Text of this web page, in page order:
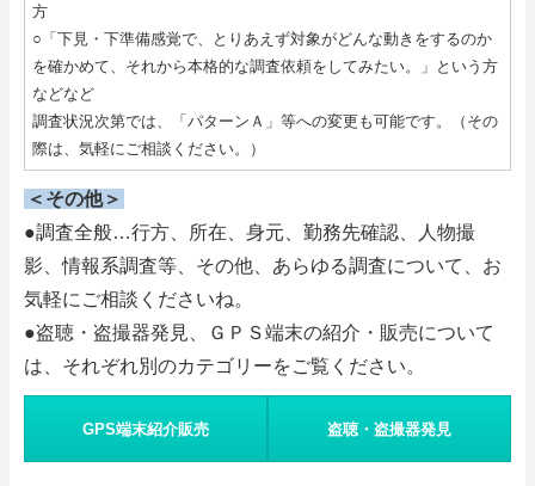
方
○「下見・下準備感覚で、とりあえず対象がどんな動きをするのか
を確かめて、それから本格的な調査依頼をしてみたい。」という方
などなど
調査状況次第では、「パターンＡ」等への変更も可能です。（その
際は、気軽にご相談ください。）
＜その他＞
●調査全般…行方、所在、身元、勤務先確認、人物撮
影、情報系調査等、その他、あらゆる調査について、お
気軽にご相談くださいね。
●盗聴・盗撮器発見、ＧＰＳ端末の紹介・販売について
は、それぞれ別のカテゴリーをご覧ください。
GPS端末紹介販売 盗聴・盗撮器発見